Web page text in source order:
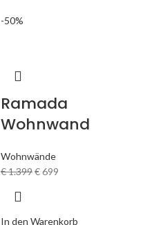
-50%
Ramada
Wohnwand
Wohnwände
€1.399€699
In den Warenkorb